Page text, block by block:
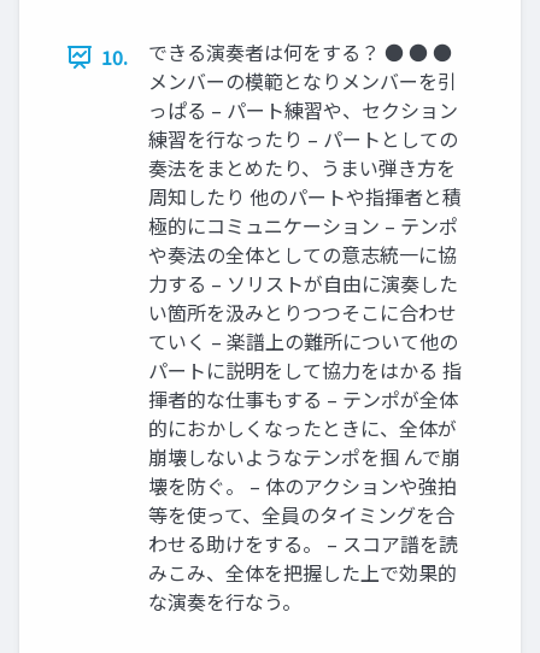
10.
できる演奏者は何をする？ ● ● ●
メンバーの模範となりメンバーを引
っぱる – パート練習や、セクション
練習を行なったり – パートとしての
奏法をまとめたり、うまい弾き方を
周知したり 他のパートや指揮者と積
極的にコミュニケーション – テンポ
や奏法の全体としての意志統一に協
力する – ソリストが自由に演奏した
い箇所を汲みとりつつそこに合わせ
ていく – 楽譜上の難所について他の
パートに説明をして協力をはかる 指
揮者的な仕事もする – テンポが全体
的におかしくなったときに、全体が
崩壊しないようなテンポを掴 んで崩
壊を防ぐ。 – 体のアクションや強拍
等を使って、全員のタイミングを合
わせる助けをする。 – スコア譜を読
みこみ、全体を把握した上で効果的
な演奏を行なう。